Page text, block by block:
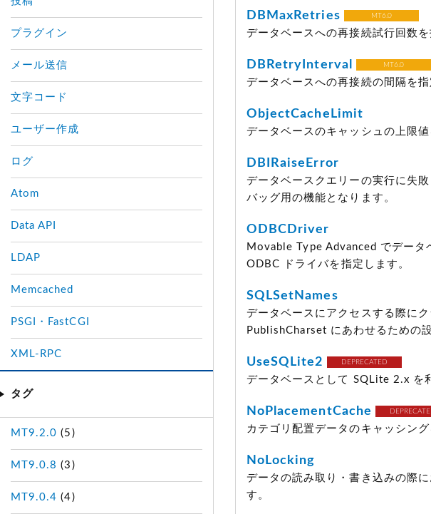
DBMaxRetries MT6.0
データベースへの再接続試行回数を
DBRetryInterval MT6.0
データベースへの再接続の間隔を指
ObjectCacheLimit
データベースのキャッシュの上限値
DBIRaiseError
データベースクエリーの実行に失
バッグ用の機能となります。
ODBCDriver
Movable Type Advanced でデー
ODBC ドライバを指定します。
SQLSetNames
データベースにアクセスする際に
PublishCharset にあわせるための
UseSQLite2 DEPRECATED
データベースとして SQLite 2.x を
NoPlacementCache
カテゴリ配置データのキャッシング
NoLocking
データの読み取り・書き込みの際
す。
プラグイン
メール送信
文字コード
ユーザー作成
ログ
Atom
Data API
LDAP
Memcached
PSGI・FastCGI
XML-RPC
タグ
MT9.2.0 (5)
MT9.0.8 (3)
MT9.0.4 (4)